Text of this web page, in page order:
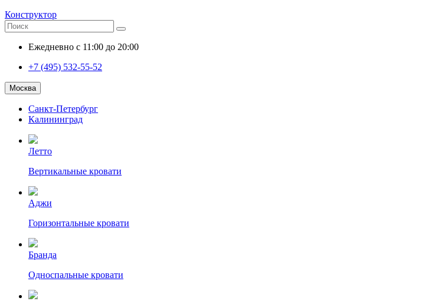
Конструктор
Ежедневно с 11:00 до 20:00
+7 (495) 532-55-52
Москва
Санкт-Петербург
Калининград
Летто
Вертикальные кровати
Аджи
Горизонтальные кровати
Бранда
Односпальные кровати